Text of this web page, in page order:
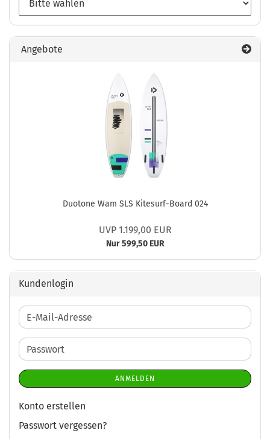
Angebote
Duotone Wam SLS Kitesurf-Board 024
UVP 1.199,00 EUR
Nur 599,50 EUR
Kundenlogin
E-
Mail-
Adresse
Passwort
ANMELDEN
Konto erstellen
Passwort vergessen?